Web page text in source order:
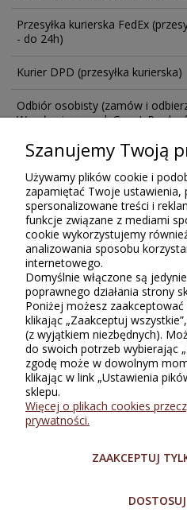
Przesyłka kurierska FedEx
- do 24h)
Kurier DPD (przesyłka kurierska)
Odbiór osobisty (zamów i
Wrocławiu przy ul. Gen. I.
Opinie o produkcie
Tylko zarejestrowani klienci
używali ten produkt, mogą
gwiazdkach (do 5) jest średnią
publikujemy zarówno pozytywne,
Szanujemy Twoją
Używamy plików cookie i
zapamiętać Twoje ustawienia,
spersonalizowane treści i
funkcje związane z mediami
cookie wykorzystujemy
analizowania sposobu
internetowego.
Domyślnie włączone są
poprawnego działania strony
Poniżej możesz
klikając „Zaakceptuj
(z wyjątkiem niezbędnych).
do swoich potrzeb wybierając
zgodę może w dowolnym
klikając w link „Ustawienia
sklepu.
Więcej o plikach cookies
prywatności.
ZAAKCEPTUJ